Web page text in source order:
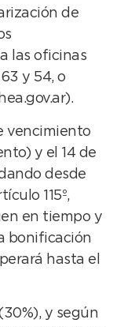
de
las oficinas
y 54, o
vencimiento
y el 14 de
desde
115º,
en tiempo y
bonificación
hasta el
y según